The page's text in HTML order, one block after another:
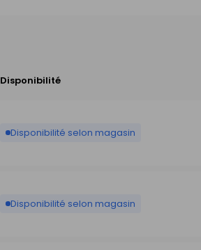
Disponibilité
Disponibilité selon magasin
Disponibilité selon magasin